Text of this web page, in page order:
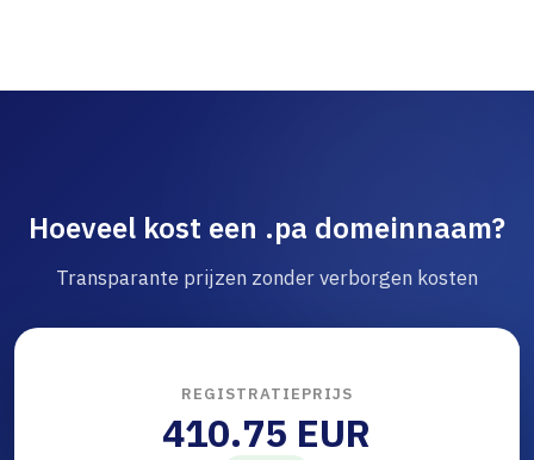
Hoeveel kost een .pa domeinnaam?
Transparante prijzen zonder verborgen kosten
REGISTRATIEPRIJS
410.75 EUR